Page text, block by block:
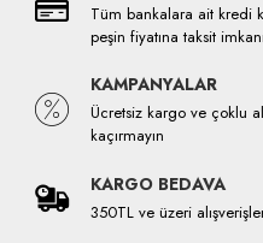
Tüm bankalara ait kredi
peşin fiyatına taksit
KAMPANYALAR
Ücretsiz kargo ve çoklu
kaçırmayın
KARGO BEDAVA
350TL ve üzeri